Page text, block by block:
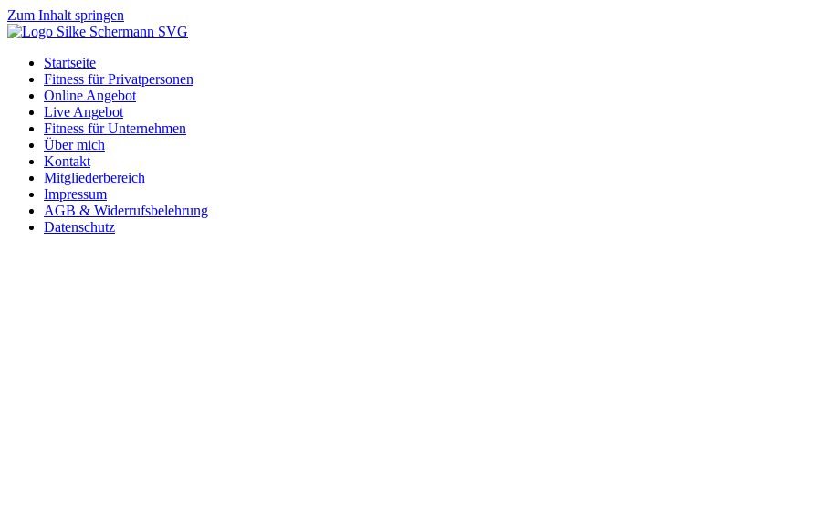
Zum Inhalt springen
Startseite
Fitness für Privatpersonen
Online Angebot
Live Angebot
Fitness für Unternehmen
Über mich
Kontakt
Mitgliederbereich
Impressum
AGB & Widerrufsbelehrung
Datenschutz